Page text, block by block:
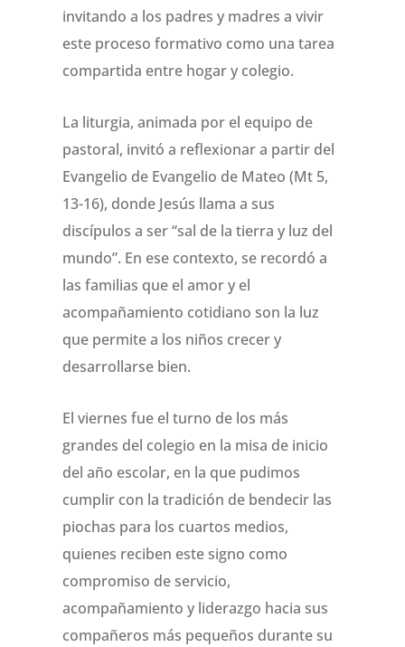
invitando a los padres y madres a vivir
este proceso formativo como una tarea
compartida entre hogar y colegio.
La liturgia, animada por el equipo de
pastoral, invitó a reflexionar a partir del
Evangelio de Evangelio de Mateo (Mt 5,
13-16), donde Jesús llama a sus
discípulos a ser “sal de la tierra y luz del
mundo”. En ese contexto, se recordó a
las familias que el amor y el
acompañamiento cotidiano son la luz
que permite a los niños crecer y
desarrollarse bien.
El viernes fue el turno de los más
grandes del colegio en la misa de inicio
del año escolar, en la que pudimos
cumplir con la tradición de bendecir las
piochas para los cuartos medios,
quienes reciben este signo como
compromiso de servicio,
acompañamiento y liderazgo hacia sus
compañeros más pequeños durante su